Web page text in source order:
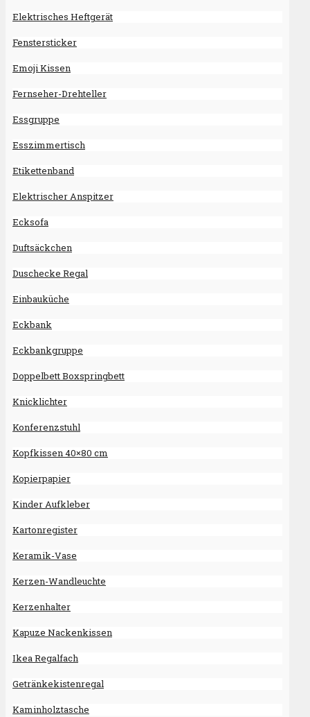
Elektrisches Heftgerät
Fenstersticker
Emoji Kissen
Fernseher-Drehteller
Essgruppe
Esszimmertisch
Etikettenband
Elektrischer Anspitzer
Ecksofa
Duftsäckchen
Duschecke Regal
Einbauküche
Eckbank
Eckbankgruppe
Doppelbett Boxspringbett
Knicklichter
Konferenzstuhl
Kopfkissen 40×80 cm
Kopierpapier
Kinder Aufkleber
Kartonregister
Keramik-Vase
Kerzen-Wandleuchte
Kerzenhalter
Kapuze Nackenkissen
Ikea Regalfach
Getränkekistenregal
Kaminholztasche